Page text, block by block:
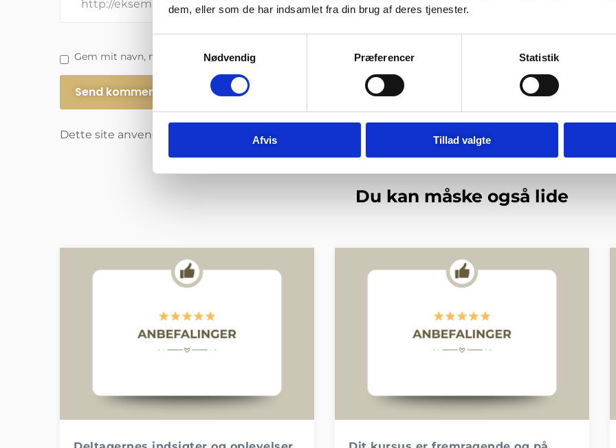
dem, eller som de har indsamlet fra din brug af deres tjenester.
Nødvendig
Præferencer Statistik
Afvis Tillad valgte
Gem mit navn, mail og websted i denne browser til næste gang jeg kommenterer.
Dette site anvender Akismet til at reducere spam. Læs om hvordan din kommentar bliver behandlet
Du kan måske også lide